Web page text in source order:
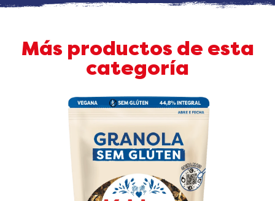
Más productos de esta
categoría